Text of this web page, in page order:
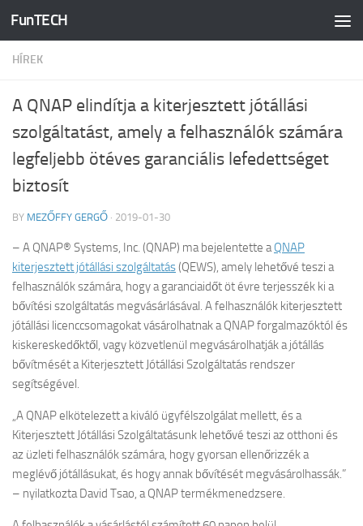
Skip to content
FunTECH
HÍREK
A QNAP elindítja a kiterjesztett jótállási
szolgáltatást, amely a felhasználók számára
legfeljebb ötéves garanciális lefedettséget
biztosít
BY MEZŐFFY GERGŐ · 2019-01-30
– A QNAP® Systems, Inc. (QNAP) ma bejelentette aQNAP
kiterjesztett jótállási szolgáltatás(QEWS), amely lehetővé teszi a
felhasználók számára, hogy a garanciaidőt öt évre terjesszék ki a
bővítési szolgáltatás megvásárlásával. A felhasználók kiterjesztett
jótállási licenccsomagokat vásárolhatnak a QNAP forgalmazóktól és
kiskereskedőktől, vagy közvetlenül megvásárolhatják a jótállás
bővítmését a Kiterjesztett Jótállási Szolgáltatás rendszer
segítségével.
„A QNAP elkötelezett a kiváló ügyfélszolgálat mellett, és a
Kiterjesztett Jótállási Szolgáltatásunk lehetővé teszi az otthoni és
az üzleti felhasználók számára, hogy gyorsan ellenőrizzék a
meglévő jótállásukat, és hogy annak bővítését megvásárolhassák.”
– nyilatkozta David Tsao, a QNAP termékmenedzsere.